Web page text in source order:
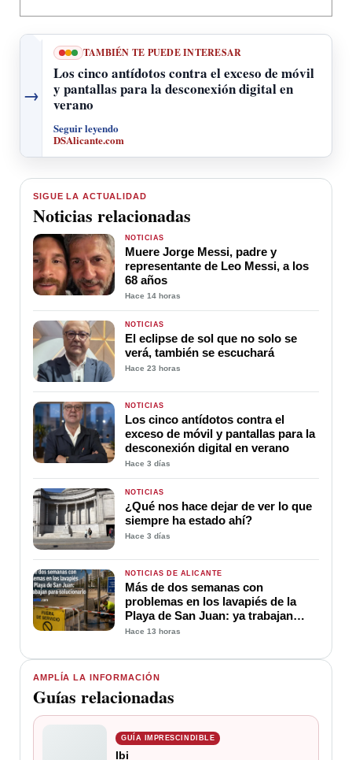
→
TAMBIÉN TE PUEDE INTERESAR
Los cinco antídotos contra el exceso de móvil
y pantallas para la desconexión digital en
verano
Seguir leyendo
DSAlicante.com
AMPLÍA LA INFORMACIÓN
Guías relacionadas
GUÍA IMPRESCINDIBLE
Ibi
SIGUE LA ACTUALIDAD
Noticias relacionadas
NOTICIAS
Muere Jorge Messi, padre y
representante de Leo Messi, a los
68 años
Hace 14 horas
NOTICIAS
El eclipse de sol que no solo se
verá, también se escuchará
Hace 23 horas
NOTICIAS
Los cinco antídotos contra el
exceso de móvil y pantallas para la
desconexión digital en verano
Hace 3 días
NOTICIAS
¿Qué nos hace dejar de ver lo que
siempre ha estado ahí?
Hace 3 días
NOTICIAS DE ALICANTE
Más de dos semanas con
problemas en los lavapiés de la
Playa de San Juan: ya trabajan
para soluciona
Hace 13 horas